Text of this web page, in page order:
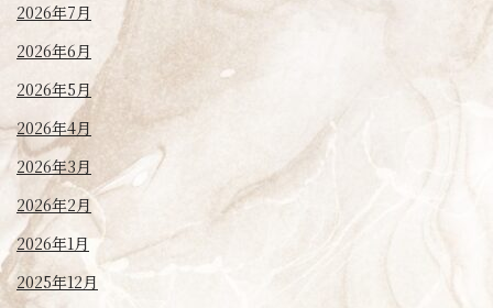
2026年7月
2026年6月
2026年5月
2026年4月
2026年3月
2026年2月
2026年1月
2025年12月